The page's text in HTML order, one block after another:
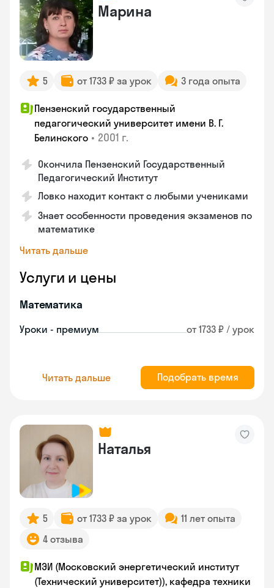
Марина
5 от 1733 ₽ за урок 3 года опыта
Пензенский государственный
педагогический университет имени В. Г.
Белинского • 2001 г.
Окончила Пензенский Государственный
Педагогический Институт
Ловко находит контакт с любыми учениками
Знает особенности проведения экзаменов по
математике
Читать дальше
Услуги и цены
Математика
Уроки - премиум от 1733 ₽ / урок
Читать дальше Подобрать время
Наталья
5 от 1733 ₽ за урок
11 лет опыта
4 отзыва
МЭИ (Московский энергетический институт
(Технический университет)), кафедра техники